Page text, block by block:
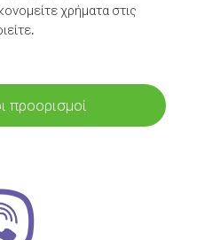
χρήματα στις
προορισμοί